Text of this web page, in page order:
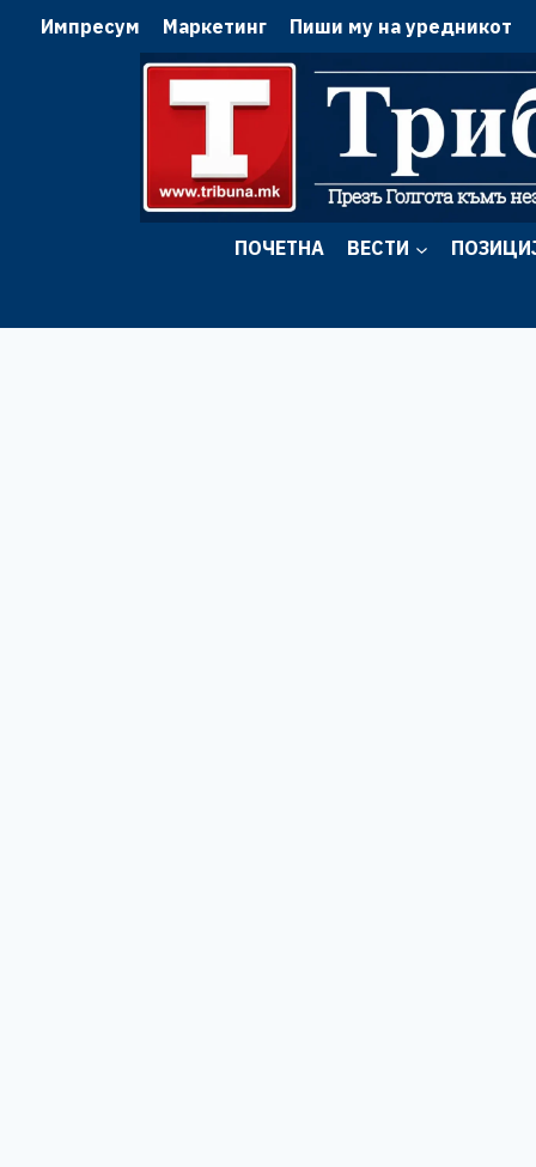
Импресум Маркетинг Пиши му на уредникот
ПОЧЕТНА ВЕСТИ